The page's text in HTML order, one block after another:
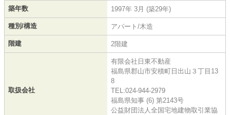
築年数 1997年 3月 (築29年)
種別/構造 アパート/木造
階建 2階建
取扱会社
有限会社日東不動産
福島県郡山市安積町日出山３丁目13
8
TEL:024-944-2979
福島県知事 (6) 第2143号
公益財団法人全国宅地建物取引業協